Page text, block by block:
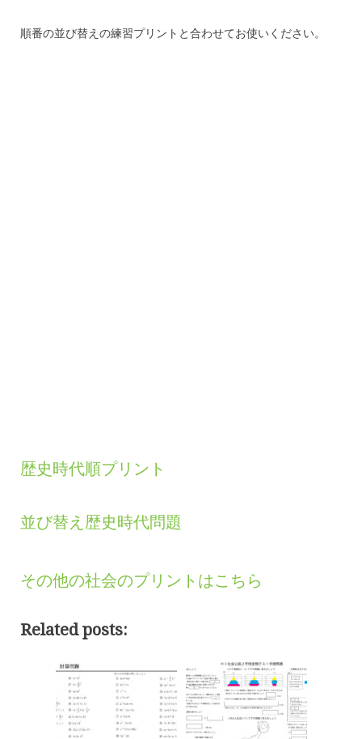
順番の並び替えの練習プリントと合わせてお使いください。
歴史時代順プリント
並び替え歴史時代問題
その他の社会のプリントはこちら
Related posts: